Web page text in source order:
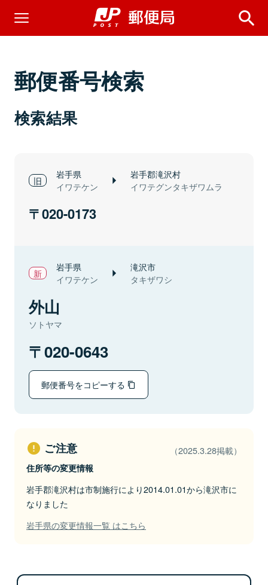
郵便番号検索
検索結果
岩手県
イワテケン
岩手郡滝沢村
イワテグンタキザワムラ
020-0173
岩手県
イワテケン
滝沢市
タキザワシ
外山
ソトヤマ
020-0643
郵便番号をコピーする
ご注意 （2025.3.28掲載）
住所等の変更情報
岩手郡滝沢村は市制施行により2014.01.01から滝沢市に
なりました
岩手県の変更情報一覧 はこちら